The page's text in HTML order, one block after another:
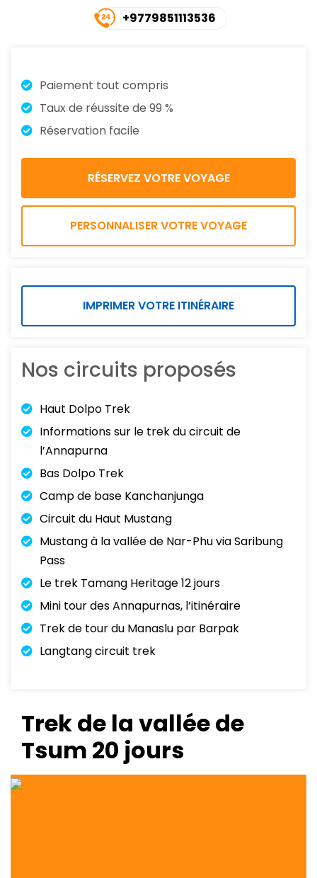
+9779851113536
Trek de la vallée de
Tsum 20 jours
Paiement tout compris
Taux de réussite de 99 %
Réservation facile
PERSONNALISER VOTRE VOYAGE
IMPRIMER VOTRE ITINÉRAIRE
Nos circuits proposés
Haut Dolpo Trek
Informations sur le trek du circuit de
l’Annapurna
Bas Dolpo Trek
Camp de base Kanchanjunga
Circuit du Haut Mustang
Mustang à la vallée de Nar-Phu via Saribung
Pass
Le trek Tamang Heritage 12 jours
Mini tour des Annapurnas, l’itinéraire
Trek de tour du Manaslu par Barpak
Langtang circuit trek